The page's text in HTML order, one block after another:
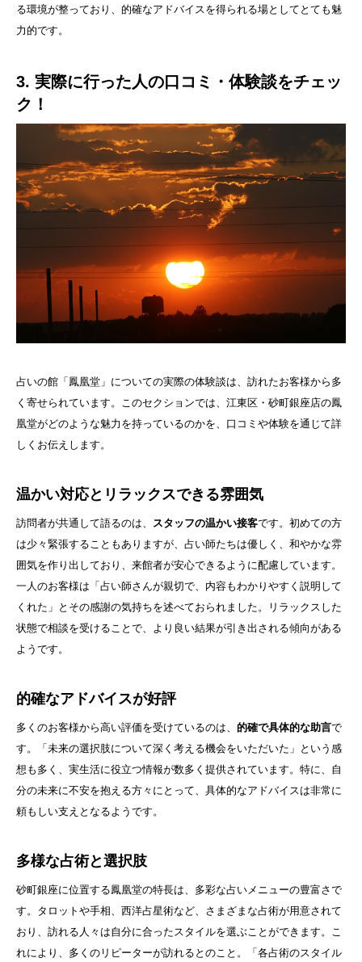
る環境が整っており、的確なアドバイスを得られる場としてとても魅
力的です。
3. 実際に行った人の口コミ・体験談をチェッ
ク！
占いの館「鳳凰堂」についての実際の体験談は、訪れたお客様から多
く寄せられています。このセクションでは、江東区・砂町銀座店の鳳
凰堂がどのような魅力を持っているのかを、口コミや体験を通じて詳
しくお伝えします。
温かい対応とリラックスできる雰囲気
訪問者が共通して語るのは、 スタッフの温かい接客です。初めての方
は少々緊張することもありますが、占い師たちは優しく、和やかな雰
囲気を作り出しており、来館者が安心できるように配慮しています。
一人のお客様は「占い師さんが親切で、内容もわかりやすく説明して
くれた」とその感謝の気持ちを述べておられました。リラックスした
状態で相談を受けることで、より良い結果が引き出される傾向がある
ようです。
的確なアドバイスが好評
多くのお客様から高い評価を受けているのは、 的確で具体的な助言で
す。「未来の選択肢について深く考える機会をいただいた」という感
想も多く、実生活に役立つ情報が数多く提供されています。特に、自
分の未来に不安を抱える方々にとって、具体的なアドバイスは非常に
頼もしい支えとなるようです。
多様な占術と選択肢
砂町銀座に位置する鳳凰堂の特長は、多彩な占いメニューの豊富さで
す。タロットや手相、西洋占星術など、さまざまな占術が用意されて
おり、訪れる人々は自分に合ったスタイルを選ぶことができます。こ
れにより、多くのリピーターが訪れるとのこと。「各占術のスタイル